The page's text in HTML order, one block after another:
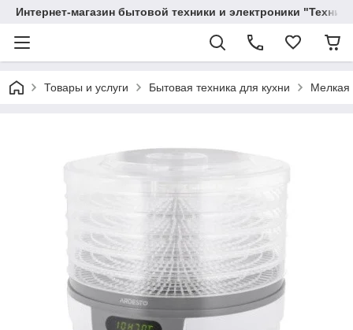
Интернет-магазин бытовой техники и электроники
Товары и услуги Бытовая техника для кухни Мелкая